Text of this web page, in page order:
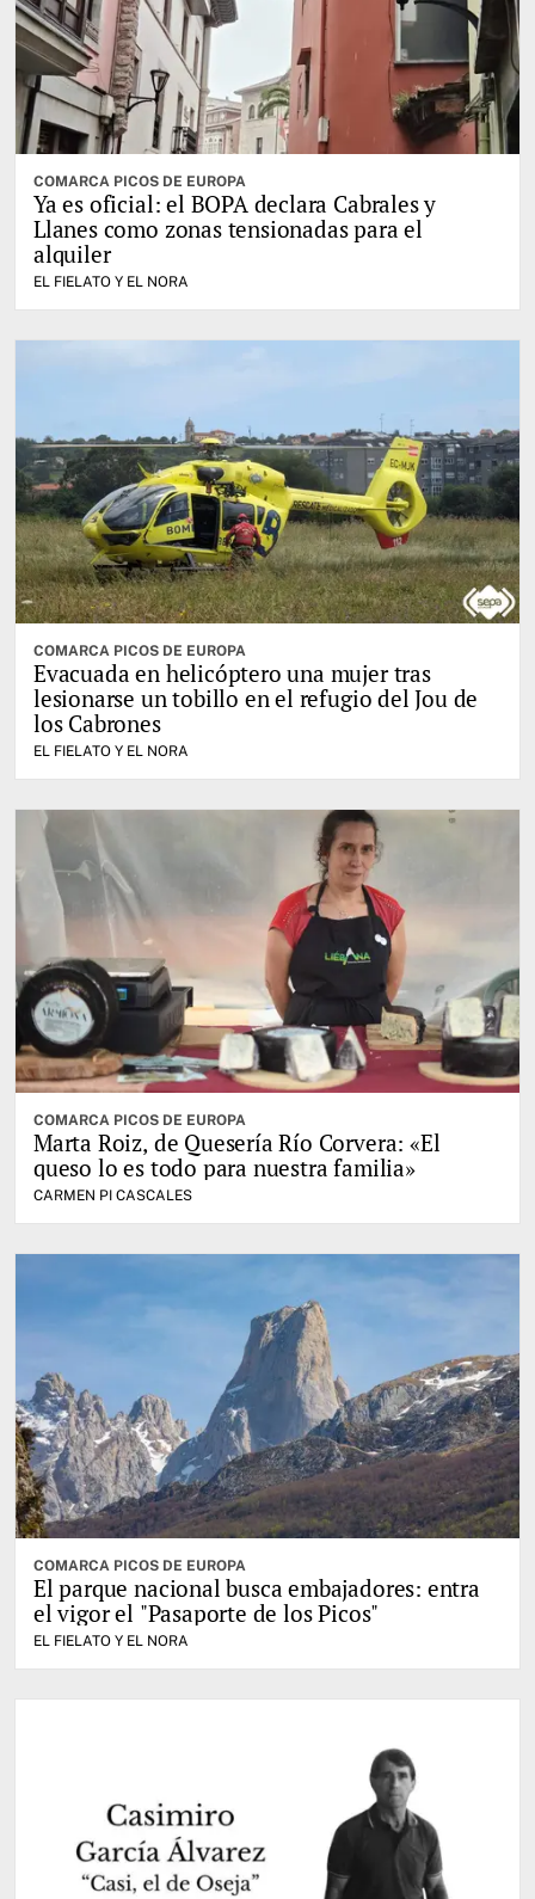
COMARCA PICOS DE EUROPA
Ya es oficial: el BOPA declara Cabrales y
Llanes como zonas tensionadas para el
alquiler
EL FIELATO Y EL NORA
COMARCA PICOS DE EUROPA
Evacuada en helicóptero una mujer tras
lesionarse un tobillo en el refugio del Jou de
los Cabrones
EL FIELATO Y EL NORA
COMARCA PICOS DE EUROPA
Marta Roiz, de Quesería Río Corvera: «El
queso lo es todo para nuestra familia»
CARMEN PI CASCALES
COMARCA PICOS DE EUROPA
El parque nacional busca embajadores: entra
el vigor el "Pasaporte de los Picos"
EL FIELATO Y EL NORA